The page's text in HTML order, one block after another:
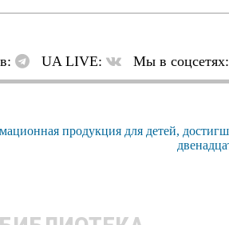
UA LIVE: Мы в соцсетях: